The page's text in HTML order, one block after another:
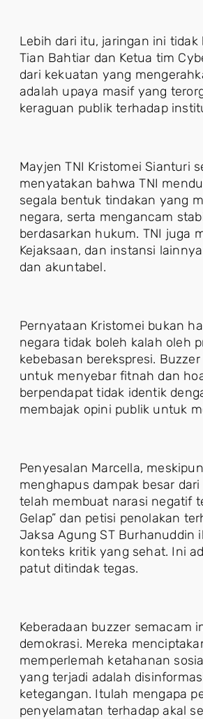
Lebih dari itu, jaringan ini tidak
Tian Bahtiar dan Ketua tim
dari kekuatan yang
adalah upaya masif yang
keraguan publik terhadap
Mayjen TNI Kristomei Sianturi
menyatakan bahwa TNI
segala bentuk tindakan yang
negara, serta mengancam
berdasarkan hukum. TNI juga
Kejaksaan, dan instansi
dan akuntabel.
Pernyataan Kristomei bukan
negara tidak boleh kalah oleh
kebebasan berekspresi.
untuk menyebar fitnah dan
berpendapat tidak identik
membajak opini publik untuk
Penyesalan Marcella,
menghapus dampak besar
telah membuat narasi negatif
Gelap” dan petisi penolakan
Jaksa Agung ST Burhanuddin
konteks kritik yang sehat. Ini
patut ditindak tegas.
Keberadaan buzzer semacam
demokrasi. Mereka
memperlemah ketahanan
yang terjadi adalah
ketegangan. Itulah mengapa
penyelamatan terhadap akal